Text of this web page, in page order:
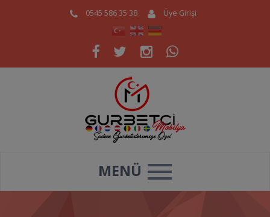
0545 586 35 38 Üye Girişi
MENÜ